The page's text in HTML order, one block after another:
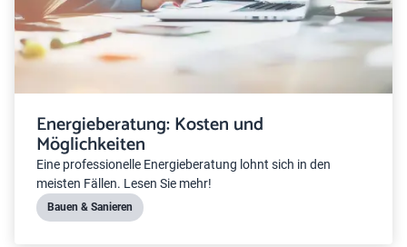
Energieberatung: Kosten und
Möglichkeiten
Eine professionelle Energieberatung lohnt sich in den
meisten Fällen. Lesen Sie mehr!
Bauen & Sanieren